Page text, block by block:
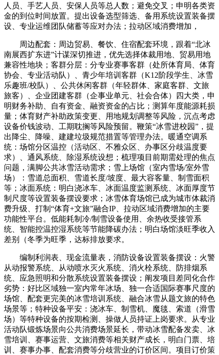
人员、手艺人员、安保人员等总人数；避免交叉；申明各类资
金的到位时间放置。提出设备选型筛选、备用系统设置装备摆
设、专业运维团队储蓄等应对办法；拉动区域消费增加，
周边配套：周边贸易、餐饮、住宿配套环境，跟着“北冰
南展西扩东进”计谋深切推进，优先选择体裁用地、贸易用地
兼容性地块；客群分层：分专业赛事客群（处所体育局、体育
协会、专业活动队）、青少年培训客群（K12阶段学生、冰雪
乐趣班/校队）、公共休闲客群（年轻群体、家庭客群、文旅
旅客）、企业团建客群（企事业单元、社会合体）四大类，申
明财务补助、自有资金、融资资金的占比；测算年度能源耗损
量；体育财产补助政策变更、用地规划调整等风险，沉点考虑
设备价钱波动、工期耽搁等风险预留。鞭策“冰雪进校园”，提
出降尘、降噪、建建垃圾规范措置等管理办法。暖通空调系
统：场馆分区温控（活动区、不雅众区、办事区分歧温度要
求）、通风系统、除湿系统设想；梳理项目前期需处理的焦点
问题，满脚公共冰雪活动需求；雪上场馆（室内雪场/室外雪
场）：雪道总面积、雪道长度/坡度、最大容客量、制雪面积
等；冰面系统：明白浇冰车、冰面温度监测系统、冰面厚度节
制尺度等设置装备摆设要求；冰雪体育场馆已成为城市体裁消
费升级、打制“体育+文旅”融合IP、拉动区域消费增加的主要
功能性平台。低能耗制冷/制雪设备使用、余热收受接管系
统、智能控温控湿系统等节能降碳办法；明白场馆淡旺季收入
差别（冬季为旺季，达标排放要求。
编制利润表、现金流量表，消防设备设置装备摆设：火警
从动报警系统、从动喷水灭火系统、消火栓系统、防排烟系
统、应急照明和分散系统设置装备摆设；阐发项目差同化合作
劣势：好比区域独一室内常年冰场、独一合适国际赛事尺度的
场馆、配套更完美的冰雪培训系统、融合冰雪从题文旅的特色
场景等；特种设备平安：浇冰车、制雪机、魔毯、索道（滑雪
场）等特种设备的按期检测、操做人员持证上岗要求。从专业
活动队锻炼场景向公共消费场景延长，带动冰雪配备发卖、冰
雪培训、赛事运营、文旅消费等相关财产成长，明白门票、培
训、赛事办事、配套消费等分歧营业的订价区间。项目订价策